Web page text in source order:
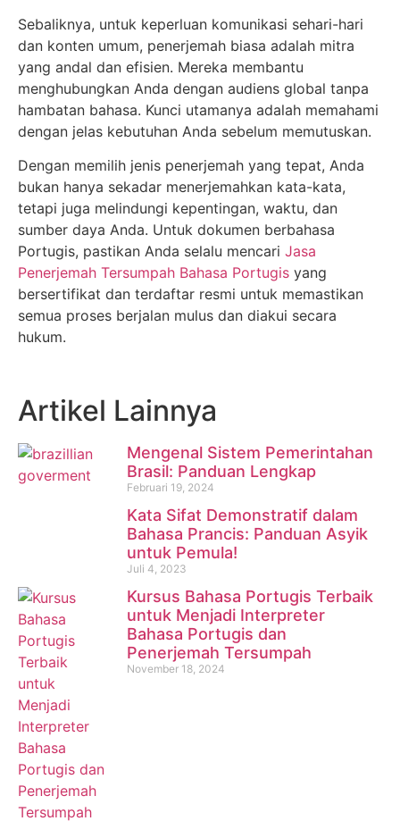
Sebaliknya, untuk keperluan komunikasi sehari-hari
dan konten umum, penerjemah biasa adalah mitra
yang andal dan efisien. Mereka membantu
menghubungkan Anda dengan audiens global tanpa
hambatan bahasa. Kunci utamanya adalah memahami
dengan jelas kebutuhan Anda sebelum memutuskan.
Dengan memilih jenis penerjemah yang tepat, Anda
bukan hanya sekadar menerjemahkan kata-kata,
tetapi juga melindungi kepentingan, waktu, dan
sumber daya Anda. Untuk dokumen berbahasa
Portugis, pastikan Anda selalu mencari Jasa
Penerjemah Tersumpah Bahasa Portugis yang
bersertifikat dan terdaftar resmi untuk memastikan
semua proses berjalan mulus dan diakui secara
hukum.
Artikel Lainnya
Mengenal Sistem Pemerintahan
Brasil: Panduan Lengkap
Februari 19, 2024
Kata Sifat Demonstratif dalam
Bahasa Prancis: Panduan Asyik
untuk Pemula!
Juli 4, 2023
Kursus Bahasa Portugis Terbaik
untuk Menjadi Interpreter
Bahasa Portugis dan
Penerjemah Tersumpah
November 18, 2024